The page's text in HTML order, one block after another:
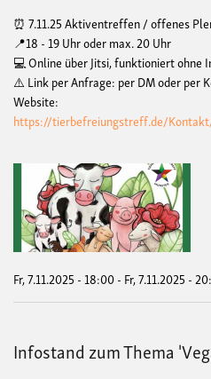
⏰ 7.11.25 Aktiventreffen / offenes
📍18 - 19 Uhr oder max. 20 Uhr
💻 Online über Jitsi, funktioniert ohne
⚠️ Link per Anfrage: per DM oder per
Website:
https://tierbefreiungstreff.de/
Fr, 7.11.2025 - 18:00- Fr, 7.11.2025 -
Infostand zum Thema